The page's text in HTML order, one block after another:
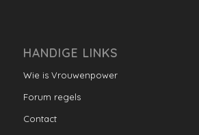
HANDIGE LINKS
Wie is Vrouwenpower
Forum regels
Contact